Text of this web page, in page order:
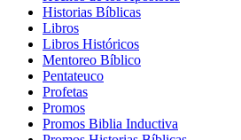
Historias Bíblicas
Libros
Libros Históricos
Mentoreo Bíblico
Pentateuco
Profetas
Promos
Promos Biblia Inductiva